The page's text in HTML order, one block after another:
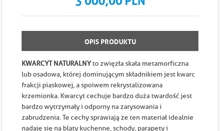
OPIS PRODUKTU
KWARCYT NATURALNYto zwięzła skała metamorficzna
lub osadowa, której dominującym składnikiem jest kwarc
frakcji piaskowej, a spoiwem rekrystalizowana
krzemionka. Kwarcyt cechuje bardzo duża twardość jest
bardzo wytrzymały i odporny na zarysowania i
zabrudzenia. Te cechy sprawiają że ten materiał idealnie
nadaję się na blaty kuchenne, schody, parapety i